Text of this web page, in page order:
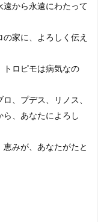
から永遠にわたって
家に、よろしく伝え
トロピモは病気なの
、プデス、リノス、
、あなたによろし
みが、あなたがたと